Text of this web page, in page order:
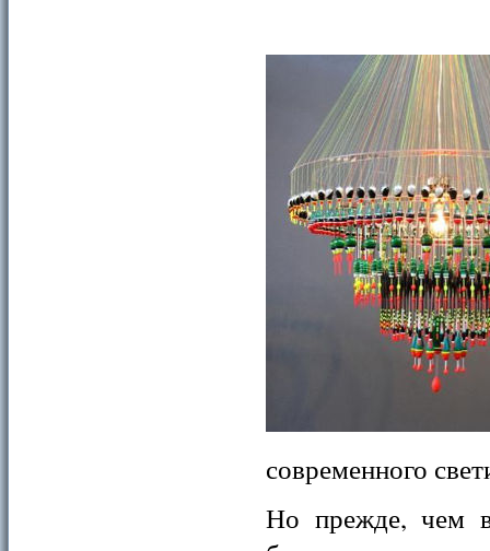
современного
Но прежде, чем